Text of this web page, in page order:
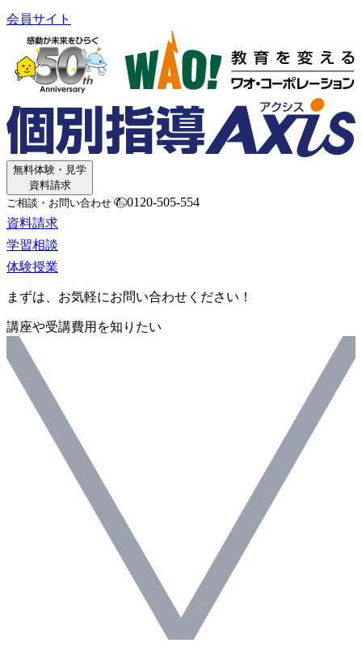
会員サイト
無料体験・見学
資料請求
ご相談・お問い合わせ
0120-505-554
資料請求
学習相談
体験授業
まずは、お気軽にお問い合わせください！
講座や受講費用を知りたい